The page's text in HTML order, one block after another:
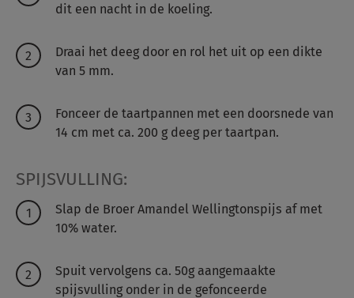
dit een nacht in de koeling.
Draai het deeg door en rol het uit op een dikte
van 5 mm.
Fonceer de taartpannen met een doorsnede van
14 cm met ca. 200 g deeg per taartpan.
SPIJSVULLING:
Slap de Broer Amandel Wellingtonspijs af met
10% water.
Spuit vervolgens ca. 50g aangemaakte
spijsvulling onder in de gefonceerde